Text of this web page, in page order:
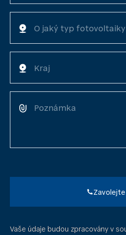
O jaký typ
Kraj
Poznámka
Vaše údaje budou zpracovány v